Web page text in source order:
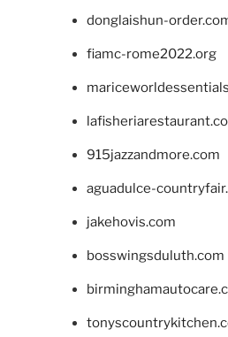
donglaishun-
fiamc-rome2022.org
915jazzandmore.com
aguadulce-
jakehovis.com
bosswingsduluth.com